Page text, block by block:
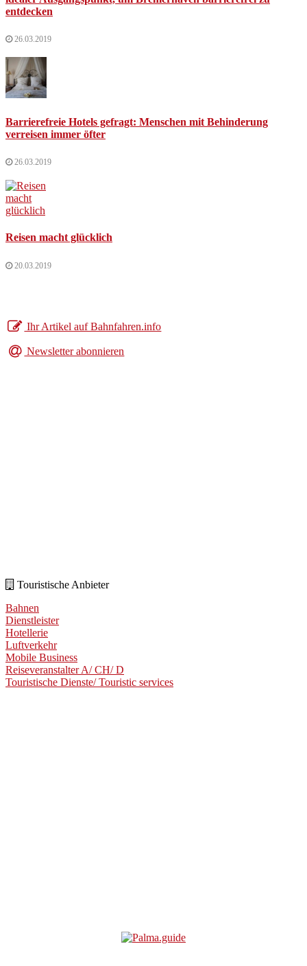
entdecken
26.03.2019
Barrierefreie Hotels gefragt: Menschen mit Behinderung
verreisen immer öfter
26.03.2019
Reisen macht glücklich
20.03.2019
Ihr Artikel auf Bahnfahren.info
Newsletter abonnieren
Touristische Anbieter
Bahnen
Dienstleister
Hotellerie
Luftverkehr
Mobile Business
Reiseveranstalter A/ CH/ D
Touristische Dienste/ Touristic services